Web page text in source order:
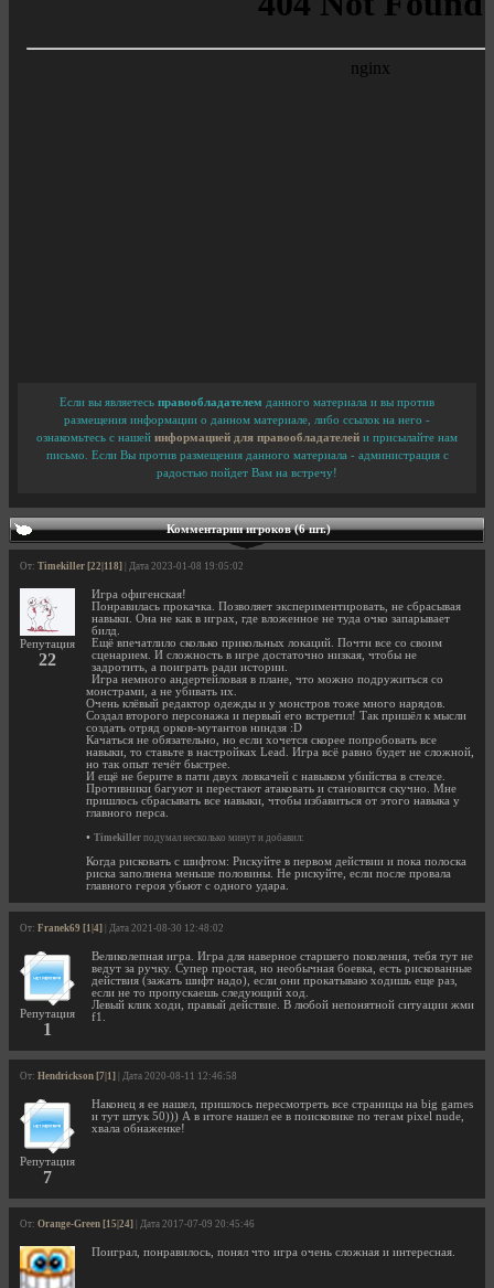
Если вы являетесь правообладателем данного материала и вы против
размещения информации о данном материале, либо ссылок на него -
ознакомьтесь с нашей информацией для правообладателей и присылайте нам
письмо. Если Вы против размещения данного материала - администрация с
радостью пойдет Вам на встречу!
Комментарии игроков (6 шт.)
От: Timekiller [22|118] | Дата 2023-01-08 19:05:02
Репутация
22
Игра офигенская!
Понравилась прокачка. Позволяет экспериментировать, не сбрасывая
навыки. Она не как в играх, где вложенное не туда очко запарывает
билд.
Ещё впечатлило сколько прикольных локаций. Почти все со своим
сценарием. И сложность в игре достаточно низкая, чтобы не
задротить, а поиграть ради истории.
Игра немного андертейловая в плане, что можно подружиться со
монстрами, а не убивать их.
Очень клёвый редактор одежды и у монстров тоже много нарядов.
Создал второго персонажа и первый его встретил! Так пришёл к мысли
создать отряд орков-мутантов ниндзя :D
Качаться не обязательно, но если хочется скорее попробовать все
навыки, то ставьте в настройках Lead. Игра всё равно будет не сложной,
но так опыт течёт быстрее.
И ещё не берите в пати двух ловкачей с навыком убийства в стелсе.
Противники багуют и перестают атаковать и становится скучно. Мне
пришлось сбрасывать все навыки, чтобы избавиться от этого навыка у
главного перса.
• Timekiller подумал несколько минут и добавил:
Когда рисковать с шифтом: Рискуйте в первом действии и пока полоска
риска заполнена меньше половины. Не рискуйте, если после провала
главного героя убьют с одного удара.
От: Franek69 [1|4] | Дата 2021-08-30 12:48:02
Репутация
1
Великолепная игра. Игра для наверное старшего поколения, тебя тут не
ведут за ручку. Супер простая, но необычная боевка, есть рискованные
действия (зажать шифт надо), если они прокатываю ходишь еще раз,
если не то пропускаешь следующий ход.
Левый клик ходи, правый действие. В любой непонятной ситуации жми
f1.
От: Hendrickson [7|1] | Дата 2020-08-11 12:46:58
Репутация
7
Наконец я ее нашел, пришлось пересмотреть все страницы на big games
и тут штук 50))) А в итоге нашел ее в поисковике по тегам pixel nude,
хвала обнаженке!
От: Orange-Green [15|24] | Дата 2017-07-09 20:45:46
Поиграл, понравилось, понял что игра очень сложная и интересная.